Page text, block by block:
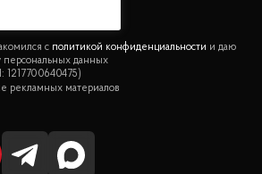
политикой конфиденциальности